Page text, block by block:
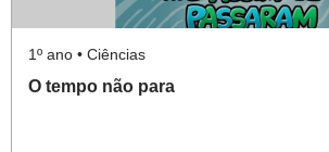
1º ano • Ciências
O tempo não para